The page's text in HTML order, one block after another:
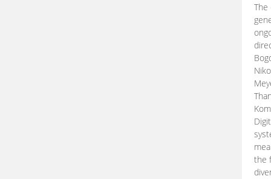
The
the